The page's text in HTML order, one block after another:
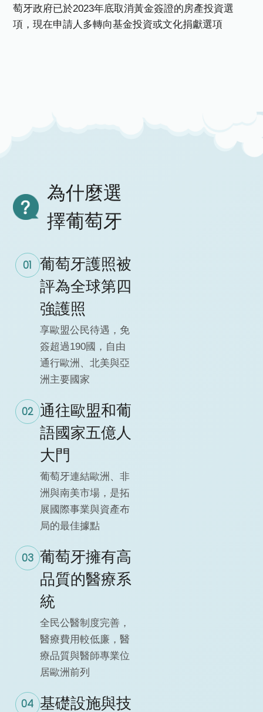
萄牙政府已於2023年底取消黃金簽證的房產投資選
項，現在申請人多轉向基金投資或文化捐獻選項
為什麼選
擇葡萄牙
01
葡萄牙護照被
評為全球第四
強護照
享歐盟公民待遇，免
簽超過190國，自由
通行歐洲、北美與亞
洲主要國家
02 通往歐盟和葡
語國家五億人
大門
葡萄牙連結歐洲、非
洲與南美市場，是拓
展國際事業與資產布
局的最佳據點
03 葡萄牙擁有高
品質的醫療系
統
全民公醫制度完善，
醫療費用較低廉，醫
療品質與醫師專業位
居歐洲前列
04 基礎設施與技